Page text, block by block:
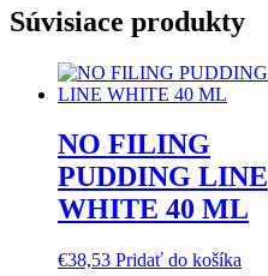
Súvisiace produkty
NO FILING
PUDDING LINE
WHITE 40 ML
€38,53 Pridať do košíka